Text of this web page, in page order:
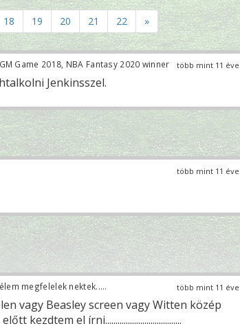
18 19 20 21 22 »
több mint 11 éve
Game 2018, NBA Fantasy 2020 winner
Jenkinsszel.
több mint 11 éve
több mint 11 éve
megfelelek nektek.....
vagy Beasley screen vagy Witten közép
el írni.....................................